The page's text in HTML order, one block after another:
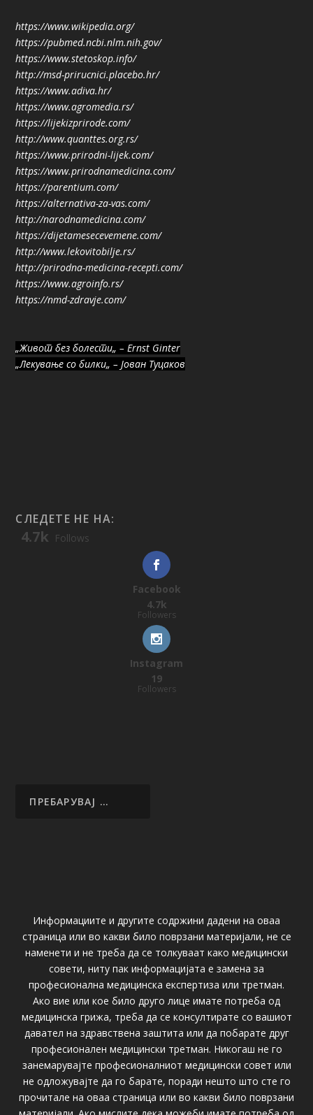
https://www.wikipedia.org/
https://pubmed.ncbi.nlm.nih.gov/
https://www.stetoskop.info/
http://msd-prirucnici.placebo.hr/
https://www.adiva.hr/
https://www.agromedia.rs/
https://lijekizprirode.com/
http://www.quanttes.org.rs/
https://www.prirodni-lijek.com/
https://www.prirodnamedicina.com/
https://parentium.com/
https://alternativa-za-vas.com/
http://narodnamedicina.com/
https://dijetamesecevemene.com/
http://www.lekovitobilje.rs/
http://prirodna-medicina-recepti.com/
https://www.agroinfo.rs/
https://nmd-zdravje.com/
„Живот без болести„ – Ernst Ginter
„Лекување со билки„ – Јован Туцаков
СЛЕДЕТЕ НЕ НА:
4.7k Follows
Facebook
4.7k
Followers
Instagram
19
Followers
Информациите и другите содржини дадени на оваа
страница или во какви било поврзани материјали, не се
наменети и не треба да се толкуваат како медицински
совети, ниту пак информацијата е замена за
професионална медицинска експертиза или третман.
Ако вие или кое било друго лице имате потреба од
медицинска грижа, треба да се консултирате со вашиот
давател на здравствена заштита или да побарате друг
професионален медицински третман. Никогаш не го
занемарувајте професионалниот медицински совет или
не одложувајте да го барате, поради нешто што сте го
прочитале на оваа страница или во какви било поврзани